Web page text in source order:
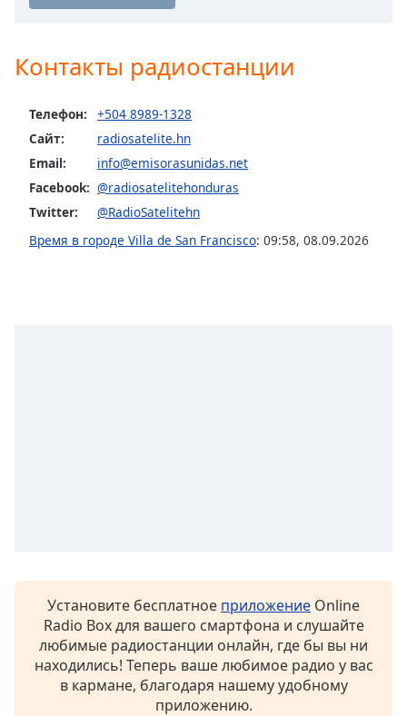
Area
Background
Color
Opacity
End
window.
Контакты радиостанции
Телефон:
+504 8989-1328
Сайт:
radiosatelite.hn
Email:
info@emisorasunidas.net
Facebook: @radiosatelitehonduras
Twitter:
@RadioSatelitehn
Время в городе Villa de San Francisco: 09:58, 08.09.2026
Установите бесплатное приложение Online
Radio Box для вашего смартфона и слушайте
любимые радиостанции онлайн, где бы вы ни
находились! Теперь ваше любимое радио у вас
в кармане, благодаря нашему удобному
приложению.